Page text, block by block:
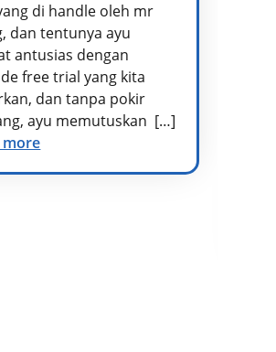
di handle oleh mr
dan tentunya ayu
antusias dengan
free trial yang kita
dan tanpa pokir
ayu memutuskan […]
more